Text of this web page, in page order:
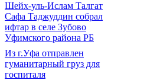
Шейх-уль-Ислам Талгат
Сафа Таджуддин собрал
ифтар в селе Зубово
Уфимского района РБ
Из г.Уфа отправлен
гуманитарный груз для
госпиталя